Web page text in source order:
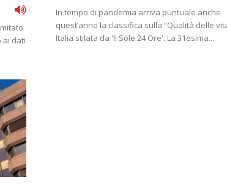
ai dati
In tempo di pandemia arriva puntuale anche
quest’anno la classifica sulla “Qualità delle
Italia stilata da 'Il Sole 24 Ore'. La 31esima...